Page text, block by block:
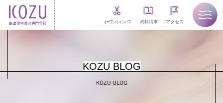
オープンキャンパス 資料請求 アクセス
KOZU BLOG
KOZU BLOG